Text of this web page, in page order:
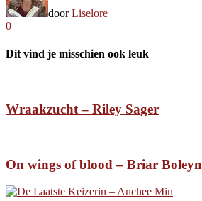
door Liselore
0
Dit vind je misschien ook leuk
Wraakzucht – Riley Sager
On wings of blood – Briar Boleyn